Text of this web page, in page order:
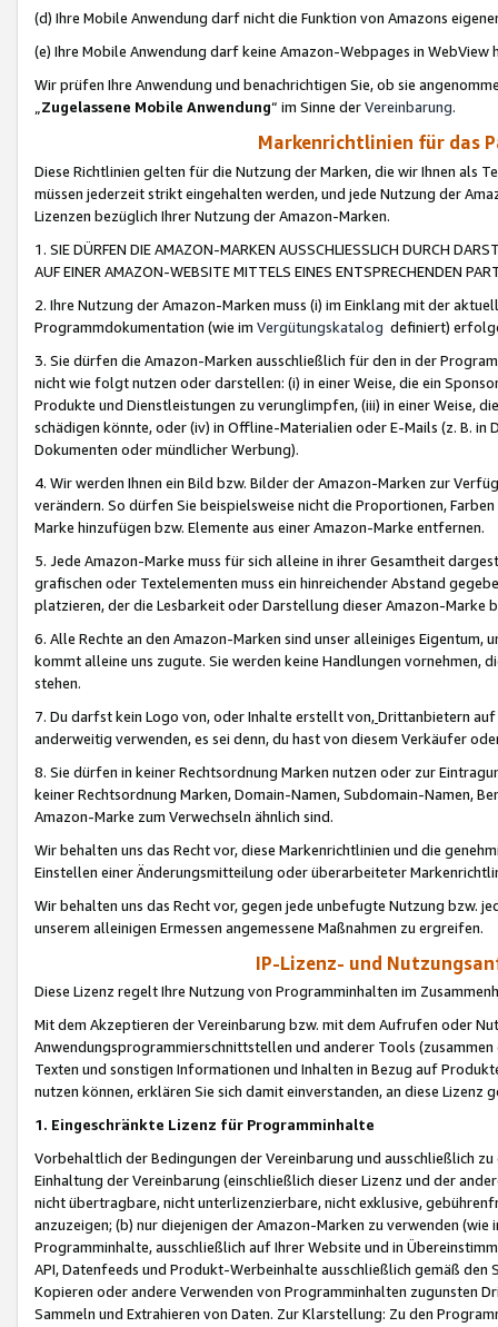
(d) Ihre Mobile Anwendung darf nicht die Funktion von Amazons
(e) Ihre Mobile Anwendung darf keine Amazon-Webpages in WebView
Wir prüfen Ihre Anwendung und benachrichtigen Sie, ob sie
„Zugelassene Mobile Anwendung“ im Sinne derVereinbarung.
Markenrichtlinien für das
Diese Richtlinien gelten für die Nutzung der Marken, die wir Ihnen als
müssen jederzeit strikt eingehalten werden, und jede Nutzung der
Lizenzen bezüglich Ihrer Nutzung der Amazon-Marken.
1. SIE DÜRFEN DIE AMAZON-MARKEN AUSSCHLIESSLICH DURCH
AUF EINER AMAZON-WEBSITE MITTELS EINES ENTSPRECHENDEN
2. Ihre Nutzung der Amazon-Marken muss (i) im Einklang mit der
Programmdokumentation (wie im Vergütungskatalog definiert)
3. Sie dürfen die Amazon-Marken ausschließlich für den in der
nicht wie folgt nutzen oder darstellen: (i) in einer Weise, die ein
Produkte und Dienstleistungen zu verunglimpfen, (iii) in einer Weise,
schädigen könnte, oder (iv) in Offline-Materialien oder E-Mails (z. B. in
Dokumenten oder mündlicher Werbung).
4. Wir werden Ihnen ein Bild bzw. Bilder der Amazon-Marken zur
verändern. So dürfen Sie beispielsweise nicht die Proportionen,
Marke hinzufügen bzw. Elemente aus einer Amazon-Marke entfernen.
5. Jede Amazon-Marke muss für sich alleine in ihrer Gesamtheit
grafischen oder Textelementen muss ein hinreichender Abstand
platzieren, der die Lesbarkeit oder Darstellung dieser Amazon-Marke
6. Alle Rechte an den Amazon-Marken sind unser alleiniges
kommt alleine uns zugute. Sie werden keine Handlungen vornehmen,
stehen.
7. Du darfst kein Logo von, oder Inhalte erstellt von,Drittanbietern auf
anderweitig verwenden, es sei denn, du hast von diesem Verkäufer
8. Sie dürfen in keiner Rechtsordnung Marken nutzen oder zur
keiner Rechtsordnung Marken, Domain-Namen, Subdomain-Namen,
Amazon-Marke zum Verwechseln ähnlich sind.
Wir behalten uns das Recht vor, diese Markenrichtlinien und die
Einstellen einer Änderungsmitteilung oder überarbeiteter
Wir behalten uns das Recht vor, gegen jede unbefugte Nutzung bzw.
unserem alleinigen Ermessen angemessene Maßnahmen zu ergreifen.
IP-Lizenz- und
Diese Lizenz regelt Ihre Nutzung von Programminhalten im
Mit dem Akzeptieren der Vereinbarung bzw. mit dem Aufrufen oder
Anwendungsprogrammierschnittstellen und anderer Tools (zusammen
Texten und sonstigen Informationen und Inhalten in Bezug auf
nutzen können, erklären Sie sich damit einverstanden, an diese Lizenz
1. Eingeschränkte Lizenz für Programminhalte
Vorbehaltlich der Bedingungen der Vereinbarung und ausschließlich
Einhaltung der Vereinbarung (einschließlich dieser Lizenz und der
nicht übertragbare, nicht unterlizenzierbare, nicht exklusive,
anzuzeigen; (b) nur diejenigen der Amazon-Marken zu verwenden
Programminhalte, ausschließlich auf Ihrer Website und in
API, Datenfeeds und Produkt-Werbeinhalte ausschließlich gemäß
Kopieren oder andere Verwenden von Programminhalten zugunsten
Sammeln und Extrahieren von Daten. Zur Klarstellung: Zu den